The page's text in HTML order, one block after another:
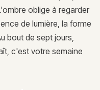
oblige à regarder
de lumière, la forme
bout de sept jours,
c'est votre semaine